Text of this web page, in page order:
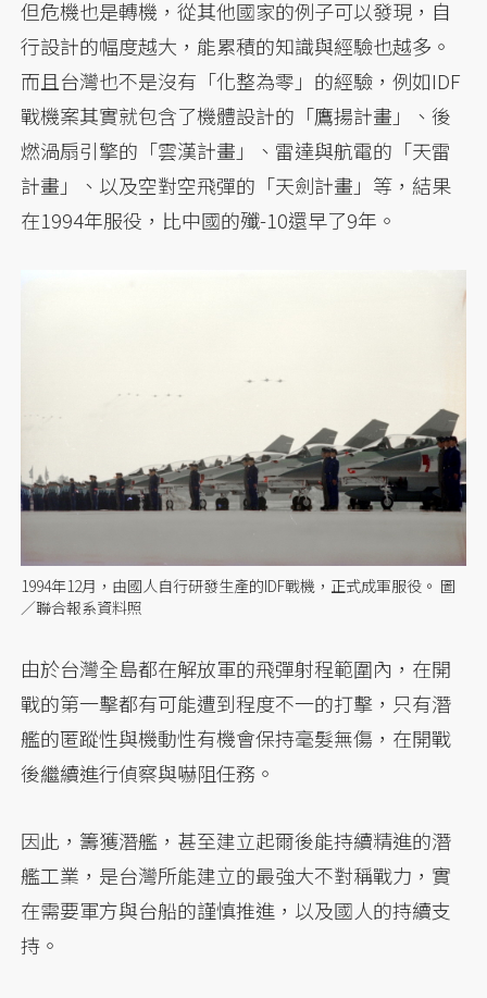
但危機也是轉機，從其他國家的例子可以發現，自
行設計的幅度越大，能累積的知識與經驗也越多。
而且台灣也不是沒有「化整為零」的經驗，例如IDF
戰機案其實就包含了機體設計的「鷹揚計畫」、後
燃渦扇引擎的「雲漢計畫」、雷達與航電的「天雷
計畫」、以及空對空飛彈的「天劍計畫」等，結果
在1994年服役，比中國的殲-10還早了9年。
1994年12月，由國人自行研發生產的IDF戰機，正式成軍服役。 圖
／聯合報系資料照
由於台灣全島都在解放軍的飛彈射程範圍內，在開
戰的第一擊都有可能遭到程度不一的打擊，只有潛
艦的匿蹤性與機動性有機會保持毫髮無傷，在開戰
後繼續進行偵察與嚇阻任務。
因此，籌獲潛艦，甚至建立起爾後能持續精進的潛
艦工業，是台灣所能建立的最強大不對稱戰力，實
在需要軍方與台船的謹慎推進，以及國人的持續支
持。